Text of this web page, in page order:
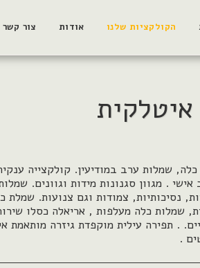
הקולקציות שלנו אודות צור קשר
שמלות ערב במודיעין. קולקצייה
אישי . מגוון סגנונות מידות וגוונים.
נסיכותיות, צמודות וגם צנועות. שמלת
שמלות כלה מעלפות , אריאלה כסלו
. תפירה עילית מוקפדת גיזרה מותאמת
.